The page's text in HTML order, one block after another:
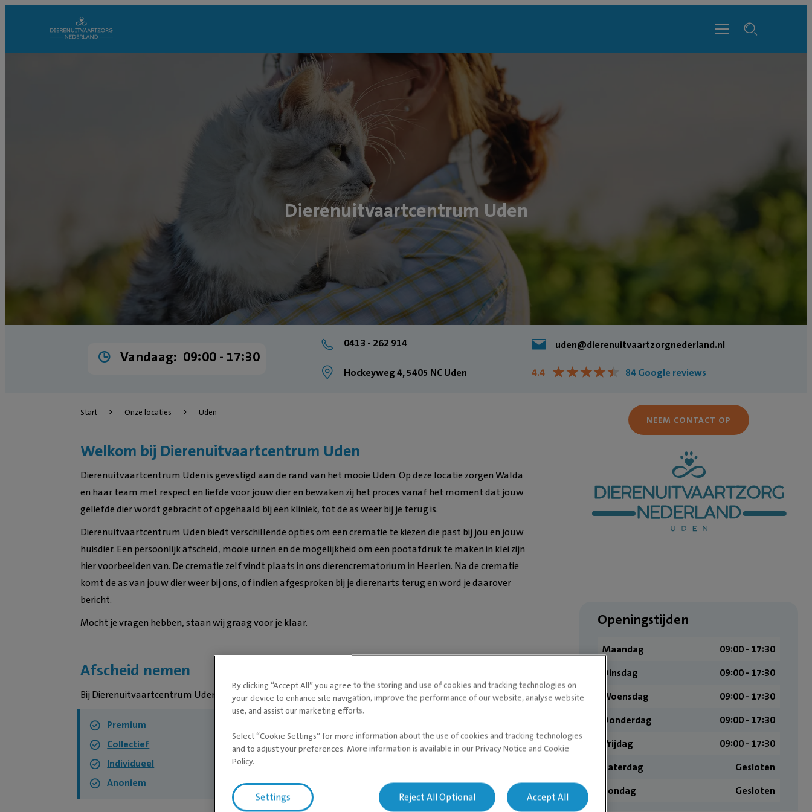
Dierenuitvaartcentrum Uden
Vandaag: 09:00 ­- 17:30
0413 - 262 914 uden@dierenuitvaartzorgnederland.nl
Hockeyweg 4, 5405 NC Uden 4.4 ★★★★★
★★★★★ 84 Google reviews
Start Onze locaties Uden
Welkom bij Dierenuitvaartcentrum Uden
Dierenuitvaartcentrum Uden is gevestigd aan de rand van het mooie Uden. Op deze locatie zorgen Walda
en haar team met respect en liefde voor jouw dier en bewaken zij het proces vanaf het moment dat jouw
geliefde dier wordt gebracht of opgehaald bij een kliniek, tot de as weer bij je terug is.
Dierenuitvaartcentrum Uden biedt verschillende opties om een crematie te kiezen die past bij jou en jouw
huisdier. Een persoonlijk afscheid, mooie urnen en de mogelijkheid om een pootafdruk te maken in klei zijn
hier voorbeelden van. De crematie zelf vindt plaats in ons dierencrematorium in Heerlen. Na de crematie
komt de as van jouw dier weer bij ons, of indien afgesproken bij je dierenarts terug en word je daarover
bericht.
Mocht je vragen hebben, staan wij graag voor je klaar.
Afscheid nemen
Bij Dierenuitvaartcentrum Uden bieden we de volgende diensten aan:
Premium
Collectief
Individueel
Anoniem
NEEM CONTACT OP
Openingstijden
Maandag
09:00 ­- 17:30
Dinsdag
09:00 ­- 17:30
Woensdag
09:00 ­- 17:30
Donderdag
09:00 ­- 17:30
Vrijdag
09:00 ­- 17:30
Zaterdag
Gesloten
Zondag
Gesloten
By clicking “Accept All” you agree to the storing and use of cookies and tracking technologies on
your device to enhance site navigation, improve the performance of our website, analyse website
use, and assist our marketing efforts.
Select “Cookie Settings” for more information about the use of cookies and tracking technologies
and to adjust your preferences. More information is available in our Privacy Notice and Cookie
Policy.
Settings Reject All Optional Accept All